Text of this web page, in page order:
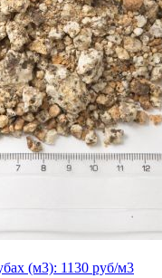
(м3): 1130 руб/м3